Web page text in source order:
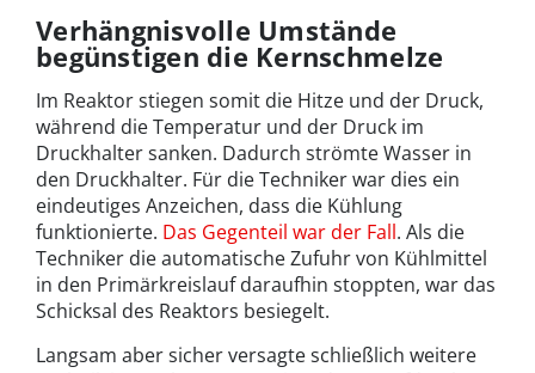
Verhängnisvolle Umstände
begünstigen die Kernschmelze
Im Reaktor stiegen somit die Hitze und der Druck,
während die Temperatur und der Druck im
Druckhalter sanken. Dadurch strömte Wasser in
den Druckhalter. Für die Techniker war dies ein
eindeutiges Anzeichen, dass die Kühlung
funktionierte. Das Gegenteil war der Fall. Als die
Techniker die automatische Zufuhr von Kühlmittel
in den Primärkreislauf daraufhin stoppten, war das
Schicksal des Reaktors besiegelt.
Langsam aber sicher versagte schließlich weitere